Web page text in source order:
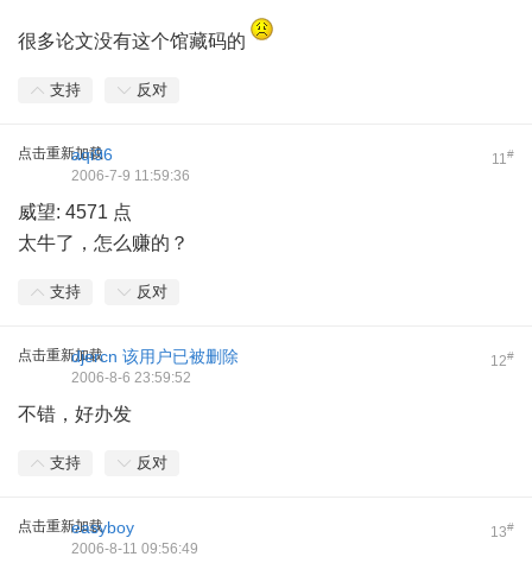
很多论文没有这个馆藏码的
支持 反对
点击重新加载 11#
aqi96
2006-7-9 11:59:36
威望: 4571 点
太牛了，怎么赚的？
支持 反对
点击重新加载 12#
djercn 该用户已被删除
2006-8-6 23:59:52
不错，好办发
支持 反对
点击重新加载 13#
easyboy
2006-8-11 09:56:49